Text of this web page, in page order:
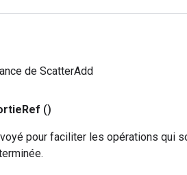
de ScatterAdd
Ref ()
pour faciliter les opérations qui